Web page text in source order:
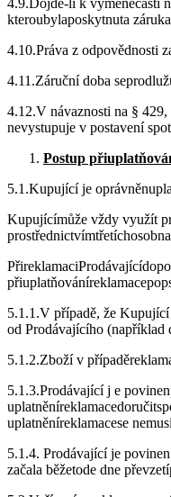
kteroubylaposkytnuta
4.10.Práva z odpovědnosti
4.11.Záruční doba
4.12.V návaznosti na §
nevystupuje v postavení
Postup
5.1.Kupující je
Kupujícímůže vždy využít
5.1.1.V případě, že
od Prodávajícího (například
5.1.2.Zboží v
5.1.3.Prodávající j e
uplatněníreklamacese
5.1.4. Prodávající je
začala běžetode dne